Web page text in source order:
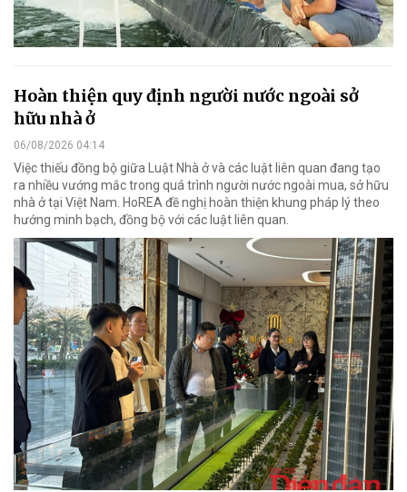
Hoàn thiện quy định người nước ngoài sở
hữu nhà ở
06/08/2026 04:14
Việc thiếu đồng bộ giữa Luật Nhà ở và các luật liên quan đang tạo
ra nhiều vướng mắc trong quá trình người nước ngoài mua, sở hữu
nhà ở tại Việt Nam. HoREA đề nghị hoàn thiện khung pháp lý theo
hướng minh bạch, đồng bộ với các luật liên quan.